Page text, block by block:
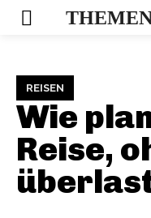
REISEN
Wie
Reise,